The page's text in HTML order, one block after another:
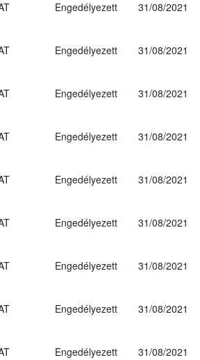
Engedélyezett 31/08/2021
Engedélyezett 31/08/2021
Engedélyezett 31/08/2021
Engedélyezett 31/08/2021
Engedélyezett 31/08/2021
Engedélyezett 31/08/2021
Engedélyezett 31/08/2021
Engedélyezett 31/08/2021
Engedélyezett 31/08/2021